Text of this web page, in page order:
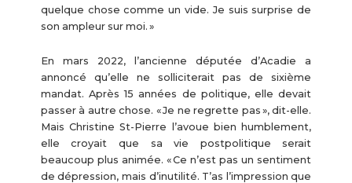
quelque chose comme un vide. Je suis surprise de
son ampleur sur moi. »
En mars 2022, l’ancienne députée d’Acadie a
annoncé qu’elle ne solliciterait pas de sixième
mandat. Après 15 années de politique, elle devait
passer à autre chose. « Je ne regrette pas », dit-elle.
Mais Christine St-Pierre l’avoue bien humblement,
elle croyait que sa vie postpolitique serait
beaucoup plus animée. « Ce n’est pas un sentiment
de dépression, mais d’inutilité. T’as l’impression que